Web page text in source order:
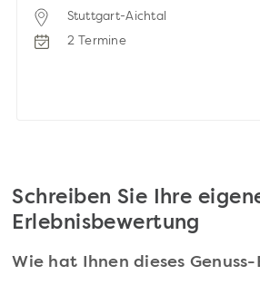
Stuttgart-Aichtal
2 Termine
Schreiben Sie Ihre
Erlebnisbewertung
Wie hat Ihnen dieses